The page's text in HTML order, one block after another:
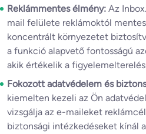
Reklámmentes élmény: Az
mail felülete reklámoktól
koncentrált környezetet
a funkció alapvető fontosságú
akik értékelik a
Fokozott adatvédelem és
kiemelten kezeli az Ön
vizsgálja az e-maileket
biztonsági intézkedéseket kínál